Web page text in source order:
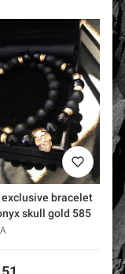
exclusive bracelet
skull gold 585